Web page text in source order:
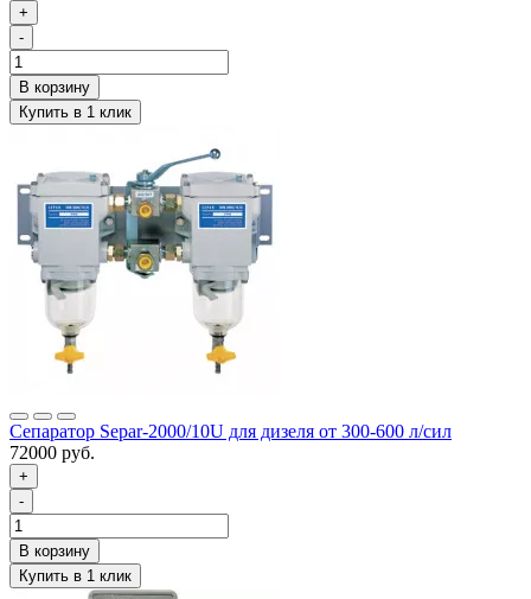
+
-
Сепаратор Separ-2000/10U для дизеля от 300-600 л/сил
72000 руб.
+
-